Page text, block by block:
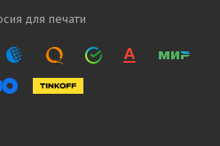
для печати